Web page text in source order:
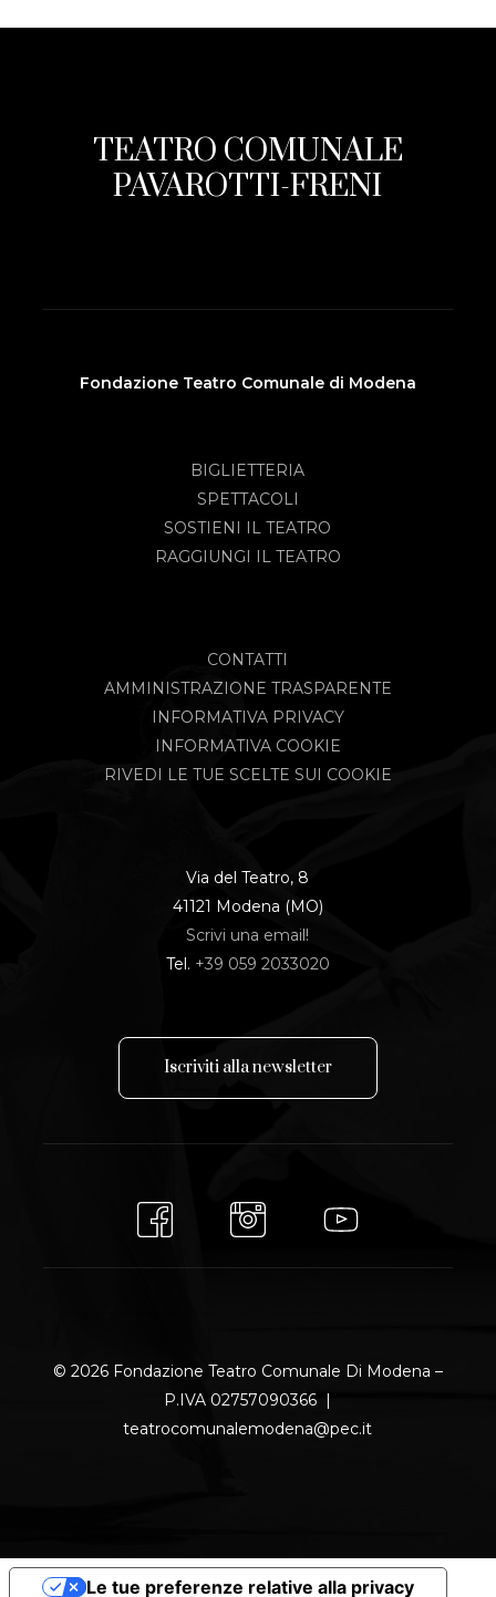
TEATRO COMUNALE
PAVAROTTI-FRENI
Fondazione Teatro Comunale di Modena
BIGLIETTERIA
SPETTACOLI
SOSTIENI IL TEATRO
RAGGIUNGI IL TEATRO
CONTATTI
AMMINISTRAZIONE TRASPARENTE
INFORMATIVA PRIVACY
INFORMATIVA COOKIE
RIVEDI LE TUE SCELTE SUI COOKIE
Via del Teatro, 8
41121 Modena (MO)
Scrivi una email!
Tel. +39 059 2033020
Iscriviti allanewsletter
© 2026 Fondazione Teatro Comunale Di Modena –
P.IVA 02757090366 |
teatrocomunalemodena@pec.it
Le tue preferenze relative alla privacy